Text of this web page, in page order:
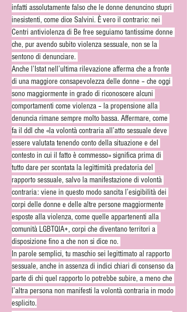
infatti assolutamente falso che le donne denuncino stupri
inesistenti, come dice Salvini. È vero il contrario: nei
Centri antiviolenza di Be free seguiamo tantissime donne
che, pur avendo subito violenza sessuale, non se la
sentono di denunciare.
Anche l’Istat nell’ultima rilevazione afferma che a fronte
di una maggiore consapevolezza delle donne – che oggi
sono maggiormente in grado di riconoscere alcuni
comportamenti come violenza – la propensione alla
denuncia rimane sempre molto bassa. Affermare, come
fa il ddl che «la volontà contraria all’atto sessuale deve
essere valutata tenendo conto della situazione e del
contesto in cui il fatto è commesso» significa prima di
tutto dare per scontata la legittimità predatoria del
rapporto sessuale, salvo la manifestazione di volontà
contraria: viene in questo modo sancita l’esigibilità dei
corpi delle donne e delle altre persone maggiormente
esposte alla violenza, come quelle appartenenti alla
comunità LGBTQIA+, corpi che diventano territori a
disposizione fino a che non si dice no.
In parole semplici, tu maschio sei legittimato al rapporto
sessuale, anche in assenza di indici chiari di consenso da
parte di chi quel rapporto lo potrebbe subire, a meno che
l’altra persona non manifesti la volontà contraria in modo
esplicito.